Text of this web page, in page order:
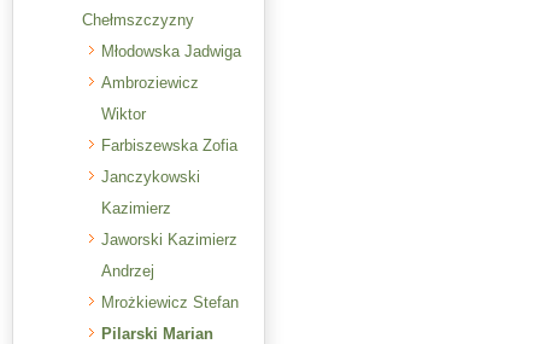
Chełmszczyzny
Młodowska Jadwiga
Ambroziewicz
Wiktor
Farbiszewska Zofia
Janczykowski
Kazimierz
Jaworski Kazimierz
Andrzej
Mrożkiewicz Stefan
Pilarski Marian